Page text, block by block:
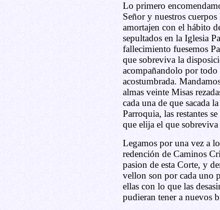
Lo primero
Señor y nuestros cuerpos
amortajen con el hábito
sepultados en la Iglesia
fallecimiento fuesemos
que sobreviva la
acompañandolo por todo
acostumbrada.
almas veinte Misas
cada una de que sacada
Parroquia, las restantes
que elija el que
Legamos por una vez a
redención de Caminos
pasion de esta Corte, y
vellon son por cada uno
ellas con lo que las
pudieran tener a nuevos